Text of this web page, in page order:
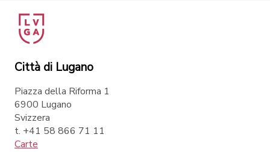
Città di Lugano
Piazza della Riforma 1
6900 Lugano
Svizzera
t. +41 58 866 71 11
Carte